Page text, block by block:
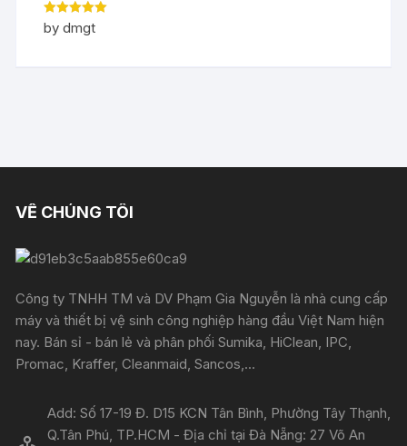
Rated5out
of 5
by dmgt
VỀ CHÚNG TÔI
Công ty TNHH TM và DV Phạm Gia Nguyễn là nhà cung cấp
máy và thiết bị vệ sinh công nghiệp hàng đầu Việt Nam hiện
nay. Bán sỉ - bán lẻ và phân phối Sumika, HiClean, IPC,
Promac, Kraffer, Cleanmaid, Sancos,...
Add: Số 17-19 Đ. D15 KCN Tân Bình, Phường Tây Thạnh,
Q.Tân Phú, TP.HCM - Địa chỉ tại Đà Nẵng: 27 Võ An